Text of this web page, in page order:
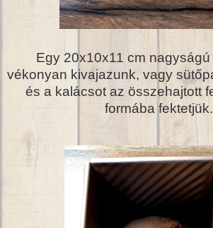
Egy 20x10x11 cm
vékonyan kivajazunk, vagy
és a kalácsot az összehajtott
formába fektetjük.